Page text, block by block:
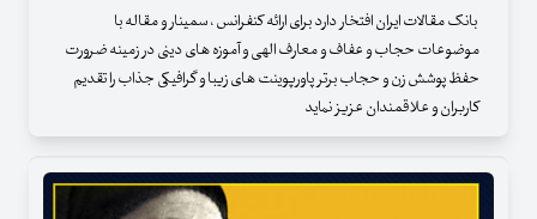
بانک مقالات ایران افتخار دارد برای ارائه کنفرانس ، سمینار و مقاله با
موضوعات حجاب و عفاف و معارف الهی و آموزه های دینی در زمینه ضرورت
حفظ پوشش زن و حجاب برتر پاورپوینت های زیبا و گرافیکی جذاب را تقدیم
کاربران و علاقمندان عزیز نماید